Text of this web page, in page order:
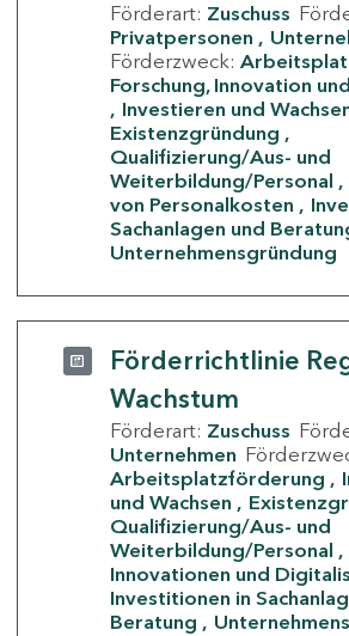
Förderart: Zuschuss
Privatpersonen
Förderzweck:
Forschung, Innovation
Investieren und
Existenzgründung
Qualifizierung/Aus- und
Weiterbildung/Personal
von Personalkosten
Sachanlagen und
Unternehmensgründung
Förderrichtlinie
Wachstum
Förderart: Zuschuss
Unternehmen
Arbeitsplatzförderung
und Wachsen
Qualifizierung/Aus- und
Weiterbildung/Personal
Innovationen und
Investitionen in
Beratung